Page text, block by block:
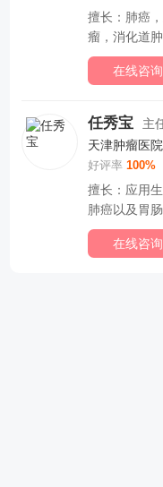
擅长：肺癌
瘤，消化道
在线咨询
任秀宝
主
天津肿瘤医院
好评率100%
擅长：应用
肺癌以及胃
在线咨询